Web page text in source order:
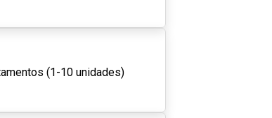
(1-10 unidades)